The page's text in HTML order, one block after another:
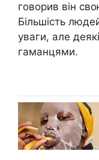
говорив він
Більшість
уваги, але
гаманцями.